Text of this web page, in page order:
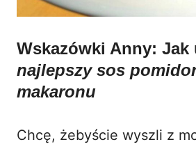
Wskazówki Anny: Jak
najlepszy sos
makaronu
Chcę, żebyście wyszli z